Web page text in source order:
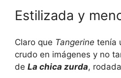
Estilizada y
Claro que Tangerine tenía
crudo en imágenes y no
de La chica zurda,